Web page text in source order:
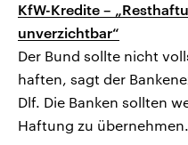
KfW-Kredite –
unverzichtbar“
Der Bund sollte nicht
haften, sagt der
Dlf. Die Banken sollten
Haftung zu übernehmen.